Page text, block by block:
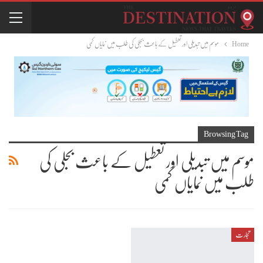
Home موسم میں تبدیلی اور تعطیل کے باعث بجلی کی طلب میں نمایاں کمی
Browsing Tag
موسم میں تبدیلی اور تعطیل کے باعث بجلی کی
طلب میں نمایاں کمی
تجارت